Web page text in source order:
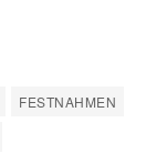
FESTNAHMEN